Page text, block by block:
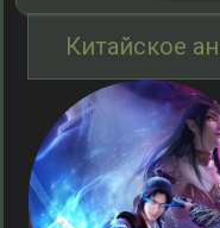
Китайское